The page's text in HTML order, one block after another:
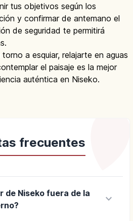
tus objetivos según los
y confirmar de antemano el
de seguridad te permitirá
a esquiar, relajarte en aguas
el paisaje es la mejor
auténtica en Niseko.
frecuentes
de Niseko fuera de la
keyboard_arrow_down